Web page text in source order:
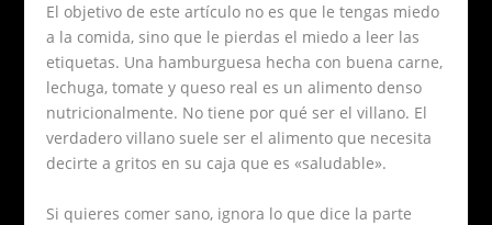
El objetivo de este artículo no es que le tengas miedo
a la comida, sino que le pierdas el miedo a leer las
etiquetas. Una hamburguesa hecha con buena carne,
lechuga, tomate y queso real es un alimento denso
nutricionalmente. No tiene por qué ser el villano. El
verdadero villano suele ser el alimento que necesita
decirte a gritos en su caja que es «saludable».
Si quieres comer sano, ignora lo que dice la parte